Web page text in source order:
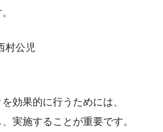
村公児
効果的に行うためには、
実施することが重要です。